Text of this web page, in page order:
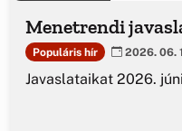
Menetrendi
Populáris hír 2026. 06.
Javaslataikat 2026.